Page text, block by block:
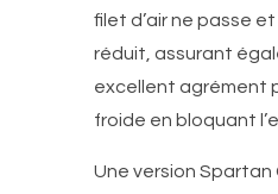
filet d’air ne passe
réduit, assurant
excellent agrément
froide en bloquant
Une version Spartan